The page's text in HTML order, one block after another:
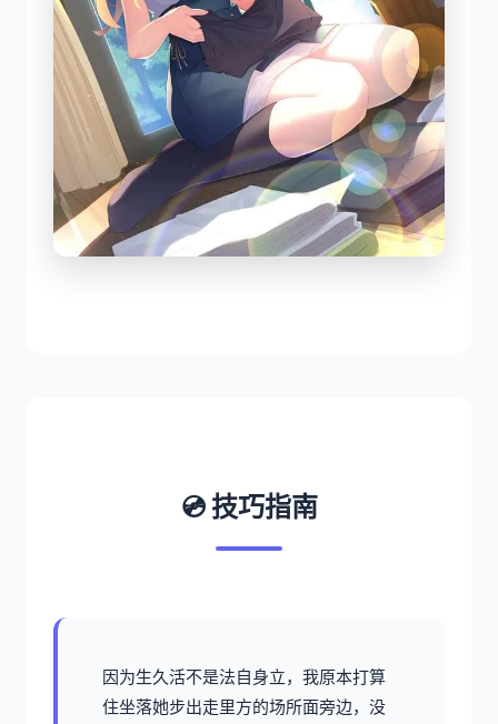
💿 技巧指南
因为生久活不是法自身立，我原本打算
住坐落她步出走里方的场所面旁边，没